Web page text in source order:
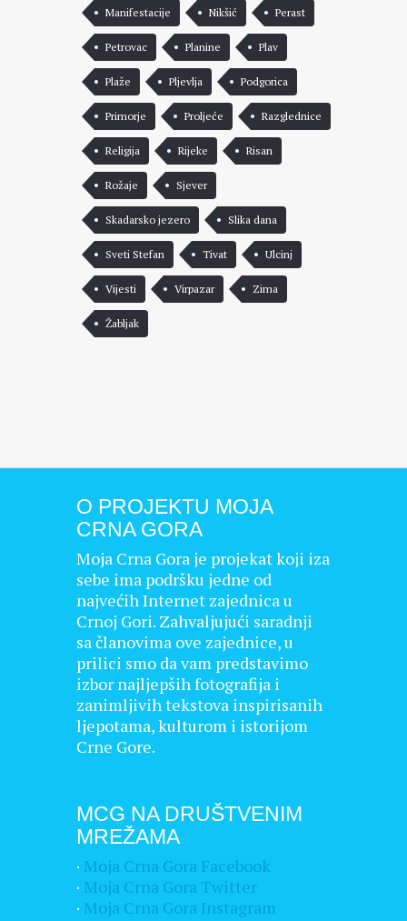
Manifestacije Nikšić Perast
Petrovac Planine Plav
Plaže Pljevlja Podgorica
Primorje Proljeće Razglednice
Religija Rijeke Risan
Rožaje Sjever
Skadarsko jezero Slika dana
Sveti Stefan Tivat Ulcinj
Vijesti Virpazar Zima
Žabljak
O PROJEKTU MOJA
CRNA GORA
Moja Crna Gora je projekat koji iza
sebe ima podršku jedne od
najvećih Internet zajednica u
Crnoj Gori. Zahvaljujući saradnji
sa članovima ove zajednice, u
prilici smo da vam predstavimo
izbor najljepših fotografija i
zanimljivih tekstova inspirisanih
ljepotama, kulturom i istorijom
Crne Gore.
MCG NA DRUŠTVENIM
MREŽAMA
· Moja Crna Gora Facebook
· Moja Crna Gora Twitter
· Moja Crna Gora Instagram